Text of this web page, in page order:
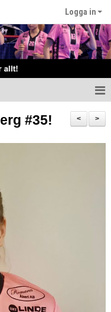
Logga in
>
<
#35!